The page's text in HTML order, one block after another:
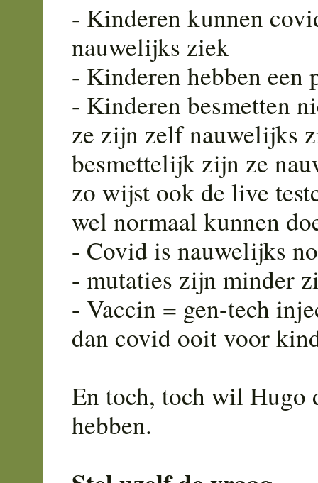
- Kinderen kunnen
nauwelijks ziek
- Kinderen hebben een
- Kinderen besmetten
ze zijn zelf nauwelijks
besmettelijk zijn ze
zo wijst ook de live
wel normaal kunnen
- Covid is nauwelijks
- mutaties zijn minder
- Vaccin = gen-tech
dan covid ooit voor
En toch, toch wil Hugo
hebben.